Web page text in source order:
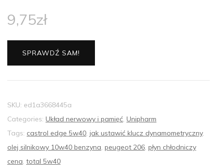
9,75zł
SPRAWDŹ SAM!
SKU: ed1a3668445a
Categories: Układ nerwowy i pamięć, Unipharm
Tags: castrol edge 5w40, jak ustawić klucz dynamometryczny,
olej silnikowy 10w40 benzyna, peugeot 206, płyn chłodniczy
cena, total 5w40